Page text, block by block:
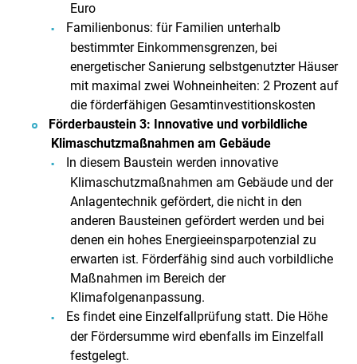
Euro
Familienbonus: für Familien unterhalb
bestimmter Einkommensgrenzen, bei
energetischer Sanierung selbstgenutzter Häuser
mit maximal zwei Wohneinheiten: 2 Prozent auf
die förderfähigen Gesamtinvestitionskosten
Förderbaustein 3: Innovative und vorbildliche
Klimaschutzmaßnahmen am Gebäude
In diesem Baustein werden innovative
Klimaschutzmaßnahmen am Gebäude und der
Anlagentechnik gefördert, die nicht in den
anderen Bausteinen gefördert werden und bei
denen ein hohes Energieeinsparpotenzial zu
erwarten ist. Förderfähig sind auch vorbildliche
Maßnahmen im Bereich der
Klimafolgenanpassung.
Es findet eine Einzelfallprüfung statt. Die Höhe
der Fördersumme wird ebenfalls im Einzelfall
festgelegt.